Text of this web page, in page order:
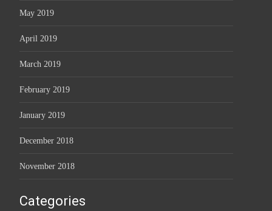
May 2019
April 2019
March 2019
February 2019
January 2019
December 2018
November 2018
Categories